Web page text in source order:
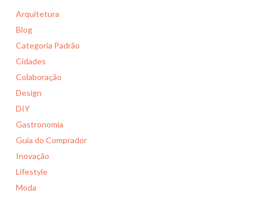
Arquitetura
Blog
Categoria Padrão
Cidades
Colaboração
Design
DIY
Gastronomia
Guia do Comprador
Inovação
Lifestyle
Moda